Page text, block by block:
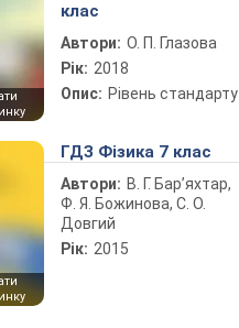
клас
Автори: О. П. Глазова
Рік: 2018
Опис: Рівень стандарту
ГДЗ Фізика 7 клас
Автори: В. Г. Бар’яхтар,
Ф. Я. Божинова, С. О.
Довгий
Рік: 2015